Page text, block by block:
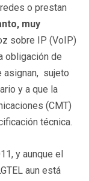
o prestan
muy
sobre IP (VoIP)
obligación de
asignan, sujeto
y a que la
(CMT)
técnica.
y aunque el
aun está